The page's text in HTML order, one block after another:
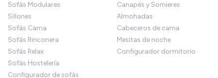
Sofás Modulares
Sillones
Sofás Cama
Sofás Rinconera
Sofás Relax
Sofás Hostelería
Configurador de sofás
Canapés y Somieres
Almohadas
Cabeceros de cama
Mesitas de noche
Configurador dormitorio